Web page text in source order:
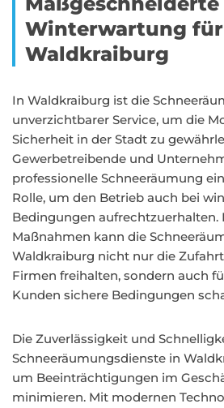
Winterwartung
Waldkraiburg
In Waldkraiburg ist die
unverzichtbarer Service, um die
Sicherheit in der Stadt zu
Gewerbetreibende und
professionelle Schneeräumung
Rolle, um den Betrieb auch bei
Bedingungen aufrechtzuerhalten.
Maßnahmen kann die
Waldkraiburg nicht nur die
Firmen freihalten, sondern auch
Kunden sichere Bedingungen
Die Zuverlässigkeit und
Schneeräumungsdienste in
um Beeinträchtigungen im
minimieren. Mit modernen